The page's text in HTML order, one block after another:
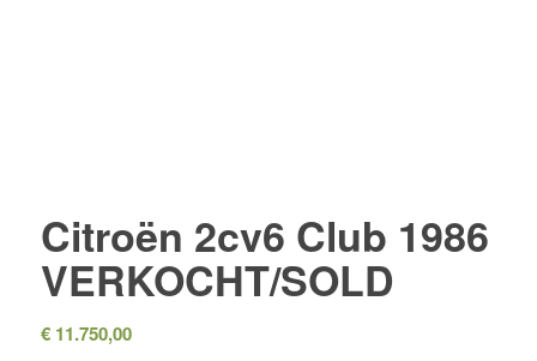
Citroën 2cv6 Club 1986
VERKOCHT/SOLD
€11.750,00